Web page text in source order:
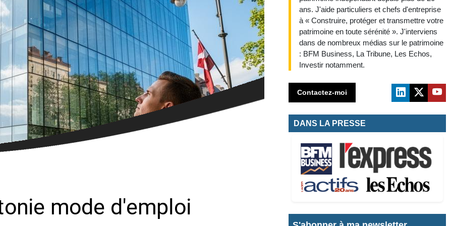
ans. J'aide particuliers et chefs d'entreprise
à « Construire, protéger et transmettre votre
patrimoine en toute sérénité ». J'interviens
dans de nombreux médias sur le patrimoine
: BFM Business, La Tribune, Les Echos,
Investir notamment.
Contactez-moi
DANS LA PRESSE